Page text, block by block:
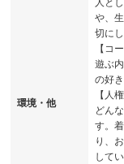
環境・他
人と
や、
切に
【コ
遊ぶ
の好
【人権
どん
す。
り、
して